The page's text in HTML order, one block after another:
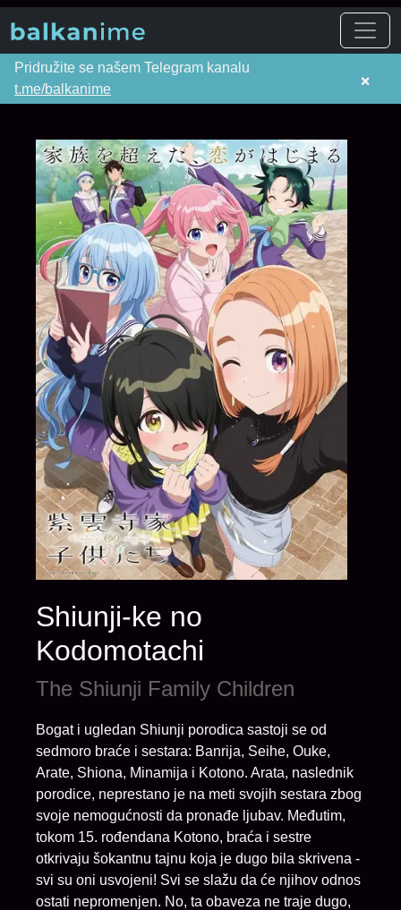
Pridružite se našem Telegram kanalu
t.me/balkanime
×
Shiunji-ke no
Kodomotachi
The Shiunji Family Children
Bogat i ugledan Shiunji porodica sastoji se od
sedmoro braće i sestara: Banrija, Seihe, Ouke,
Arate, Shiona, Minamija i Kotono. Arata, naslednik
porodice, neprestano je na meti svojih sestara zbog
svoje nemogućnosti da pronađe ljubav. Međutim,
tokom 15. rođendana Kotono, braća i sestre
otkrivaju šokantnu tajnu koja je dugo bila skrivena -
svi su oni usvojeni! Svi se slažu da će njihov odnos
ostati nepromenjen. No, ta obaveza ne traje dugo,